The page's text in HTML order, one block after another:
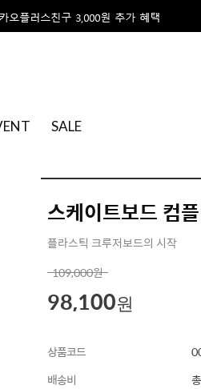
SALE
스케이트보드 컴
플라스틱 크루저보드의 시작
109,000원
98,100원
상품코드
배송비